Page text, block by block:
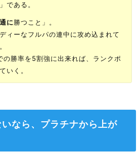
である。
に勝つこと」。
ィーなフルパの連中に攻め込まれて
勝率を5割強に出来れば、ランクポ
いく。
なら、プラチナから上が